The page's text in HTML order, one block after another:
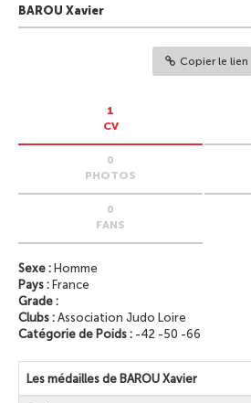
BAROU Xavier
Copier le lien
1
CV
0
PHOTOS
0
FANS
Sexe : Homme
Pays : France
Grade :
Clubs : Association Judo Loire
Catégorie de Poids : -42 -50 -66
Les médailles de BAROU Xavier